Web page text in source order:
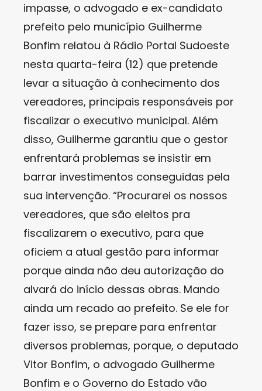
impasse, o advogado e ex-candidato
prefeito pelo município Guilherme
Bonfim relatou à Rádio Portal Sudoeste
nesta quarta-feira (12) que pretende
levar a situação à conhecimento dos
vereadores, principais responsáveis por
fiscalizar o executivo municipal. Além
disso, Guilherme garantiu que o gestor
enfrentará problemas se insistir em
barrar investimentos conseguidas pela
sua intervenção. “Procurarei os nossos
vereadores, que são eleitos pra
fiscalizarem o executivo, para que
oficiem a atual gestão para informar
porque ainda não deu autorização do
alvará do início dessas obras. Mando
ainda um recado ao prefeito. Se ele for
fazer isso, se prepare para enfrentar
diversos problemas, porque, o deputado
Vitor Bonfim, o advogado Guilherme
Bonfim e o Governo do Estado vão